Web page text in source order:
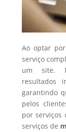
Ao optar
serviço
um site.
resultados
garantindo
pelos
por serviços
serviços de